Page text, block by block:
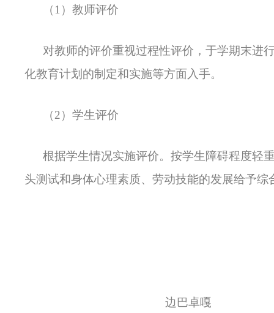
（1）教师评价
对教师的评价重视过程性评价，于学期末进
化教育计划的制定和实施等方面入手。
（2）学生评价
根据学生情况实施评价。按学生障碍程度轻
头测试和身体心理素质、劳动技能的发展给予
边巴卓嘎